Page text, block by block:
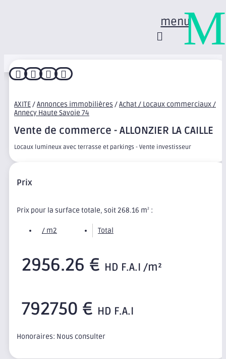
menu
   
AXITE/Annonces immobilières /Achat / Locaux commerciaux /
Annecy Haute Savoie 74
Vente de commerce - ALLONZIER LA CAILLE
Locaux lumineux avec terrasse et parkings - Vente investisseur
Prix
Prix pour la surface totale, soit 268.16 m2 :
/ m2 Total
2956.26 € HD F.A.I /m²
792750 € HD F.A.I
Honoraires: Nous consulter
M